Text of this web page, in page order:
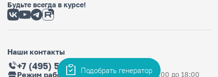
Будьте всегда в курсе!
Наши контакты
+7 (495) 565-36-33
Режим работы магазинаЕжедневно: с 9:00 до 18:00
Подобрать генератор